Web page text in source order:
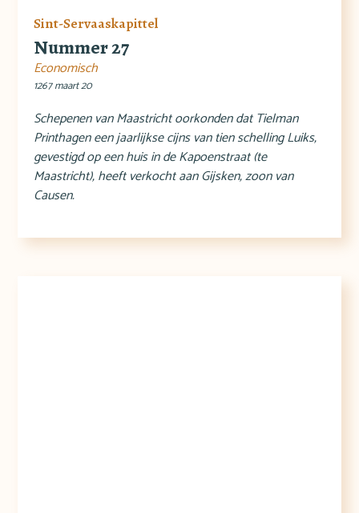
Sint-Servaaskapittel
Nummer 27
Economisch
1267 maart 20
Schepenen van Maastricht oorkonden dat Tielman
Printhagen een jaarlijkse cijns van tien schelling Luiks,
gevestigd op een huis in de Kapoenstraat (te
Maastricht), heeft verkocht aan Gijsken, zoon van
Causen.